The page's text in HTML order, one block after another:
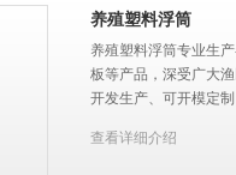
养殖塑料浮筒
养殖塑料浮筒专业生
板等产品，深受广大
开发生产、可开模定制
查看详细介绍